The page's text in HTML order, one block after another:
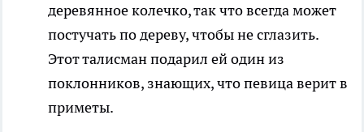
деревянное колечко, так что всегда может
постучать по дереву, чтобы не сглазить.
Этот талисман подарил ей один из
поклонников, знающих, что певица верит в
приметы.